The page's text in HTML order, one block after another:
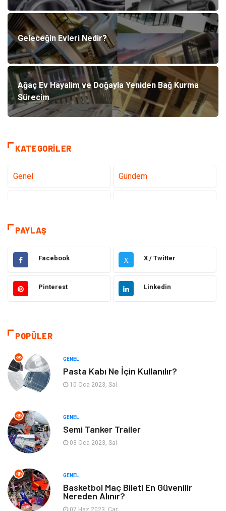
Geleceğin Evleri Nedir?
Ağaç Ev Hayalim ve Doğayla Yeniden Bağ Kurma
Sürecim
KATEGORILER
Genel Gündem
Tatil
Eğitim Gıda
Hukuk Elektrik Elektronik
Makine
Kültür
Güzellik & Bakım
Finans & Ekonomi
Bilgisayar & Yazılım Mobilya
Bebek Giyim Moda
PAYLAŞ
Facebook X X / Twitter
Pinterest Linkedin
POPÜLER
GENEL
Pasta Kabı Ne İçin Kullanılır?
10 Oca 2023, Sal
GENEL
Semi Tanker Trailer
03 Oca 2023, Sal
GENEL
Basketbol Maç Bileti En Güvenilir
Nereden Alınır?